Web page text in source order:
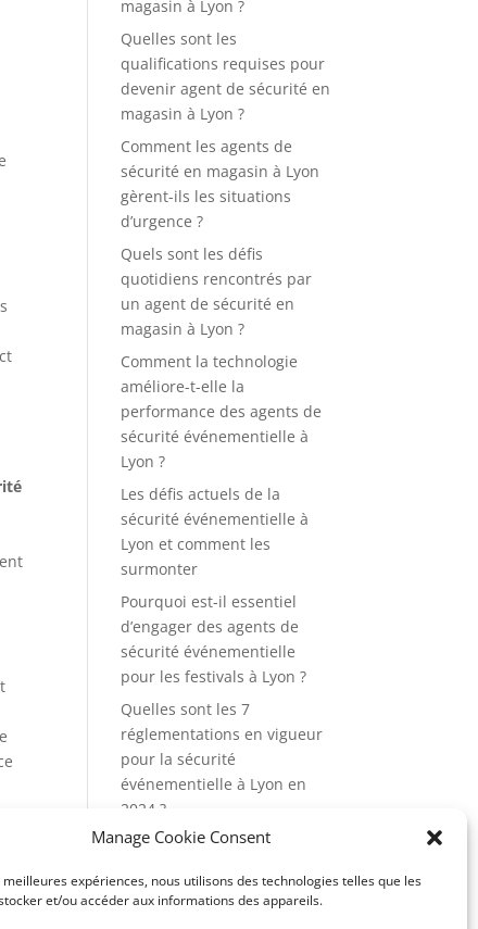
Manage Cookie Consent
expériences, nous utilisons des technologies telles que les
et/ou accéder aux informations des appareils.
magasin à Lyon ?
Quelles sont les
qualifications requises pour
devenir agent de sécurité en
magasin à Lyon ?
Comment les agents de
sécurité en magasin à Lyon
gèrent-ils les situations
d’urgence ?
Quels sont les défis
quotidiens rencontrés par
un agent de sécurité en
magasin à Lyon ?
Comment la technologie
améliore-t-elle la
performance des agents de
sécurité événementielle à
Lyon ?
Les défis actuels de la
sécurité événementielle à
Lyon et comment les
surmonter
Pourquoi est-il essentiel
d’engager des agents de
sécurité événementielle
pour les festivals à Lyon ?
Quelles sont les 7
réglementations en vigueur
pour la sécurité
événementielle à Lyon en
2024 ?
Quels sont les rôles et
de sécurité événementiel à